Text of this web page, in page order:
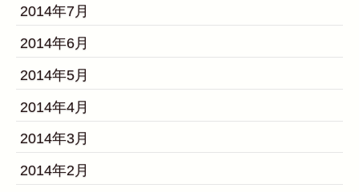
2014年7月
2014年6月
2014年5月
2014年4月
2014年3月
2014年2月